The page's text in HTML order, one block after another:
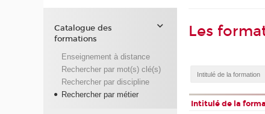
Les
Intitulé de la
Catalogue des
formations
Enseignement à distance
Rechercher par mot(s) clé(s)
Rechercher par discipline
Rechercher par métier